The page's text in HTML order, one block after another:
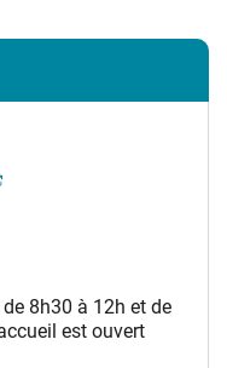
(ouverture dans un
8h30 à 12h et de
est ouvert